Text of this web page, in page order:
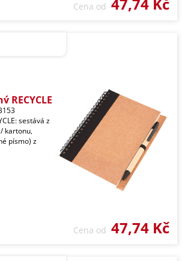
Cena od
RECYCLE
sestává z
kartonu,
písmo) z
Cena od 47,74 Kč